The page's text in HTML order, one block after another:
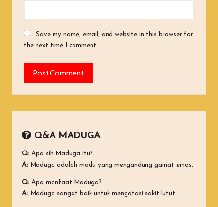
Save my name, email, and website in this browser for
the next time I comment.
Q&A MADUGA
Q: Apa sih Maduga itu?
A: Maduga adalah madu yang mengandung gamat emas.
Q: Apa manfaat Maduga?
A: Maduga sangat baik untuk mengatasi sakit lutut.